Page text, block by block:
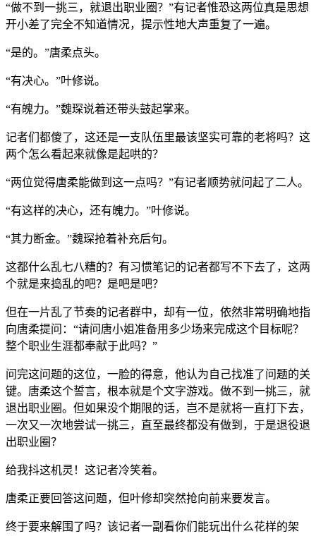
“做不到一挑三，就退出职业圈？”有记者惟恐这两位真是思想
开小差了完全不知道情况，提示性地大声重复了一遍。
“是的。”唐柔点头。
“有决心。”叶修说。
“有魄力。”魏琛说着还带头鼓起掌来。
记者们都傻了，这还是一支队伍里最该坚实可靠的老将吗？这
两个怎么看起来就像是起哄的？
“两位觉得唐柔能做到这一点吗？”有记者顺势就问起了二人。
“有这样的决心，还有魄力。”叶修说。
“其力断金。”魏琛抢着补充后句。
这都什么乱七八糟的？有习惯笔记的记者都写不下去了，这两
个就是来捣乱的吧？是吧是吧？
但在一片乱了节奏的记者群中，却有一位，依然非常明确地指
向唐柔提问：“请问唐小姐准备用多少场来完成这个目标呢？
整个职业生涯都奉献于此吗？”
问完这问题的这位，一脸的得意，他认为自己找准了问题的关
键。唐柔这个誓言，根本就是个文字游戏。做不到一挑三，就
退出职业圈。但如果没个期限的话，岂不是就将一直打下去，
一次又一次地尝试一挑三，直至最终都没有做到，于是退役退
出职业圈？
给我抖这机灵！这记者冷笑着。
唐柔正要回答这问题，但叶修却突然抢向前来要发言。
终于要来解围了吗？该记者一副看你们能玩出什么花样的架